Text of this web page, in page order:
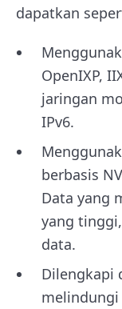
dapatkan
OpenIXP,
jaringan
IPv6.
berbasis
Data yang
yang
data.
Dilengkapi
melindungi